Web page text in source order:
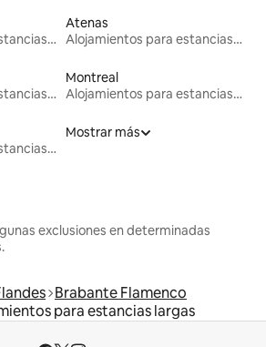
Alojamientos para estancias largas
Atenas
Alojamientos para estancias largas
Alojamientos para estancias largas
Montreal
Alojamientos para estancias largas
Alojamientos para estancias largas
Mostrar más
exclusiones en determinadas
Brabante Flamenco
para estancias largas